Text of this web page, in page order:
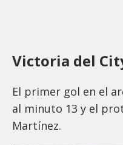
Victoria del
El primer gol en el
al minuto 13 y el
Martínez.